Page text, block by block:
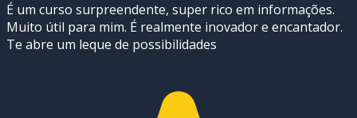
É um curso surpreendente, super rico em informações.
Muito útil para mim. É realmente inovador e encantador.
Te abre um leque de possibilidades